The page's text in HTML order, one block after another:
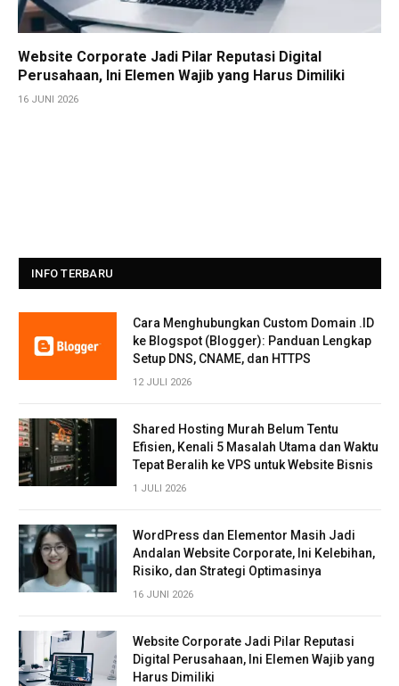
Website Corporate Jadi Pilar Reputasi Digital
Perusahaan, Ini Elemen Wajib yang Harus Dimiliki
16 JUNI 2026
INFO TERBARU
Cara Menghubungkan Custom Domain .ID
ke Blogspot (Blogger): Panduan Lengkap
Setup DNS, CNAME, dan HTTPS
12 JULI 2026
Shared Hosting Murah Belum Tentu
Efisien, Kenali 5 Masalah Utama dan Waktu
Tepat Beralih ke VPS untuk Website Bisnis
1 JULI 2026
WordPress dan Elementor Masih Jadi
Andalan Website Corporate, Ini Kelebihan,
Risiko, dan Strategi Optimasinya
16 JUNI 2026
Website Corporate Jadi Pilar Reputasi
Digital Perusahaan, Ini Elemen Wajib yang
Harus Dimiliki